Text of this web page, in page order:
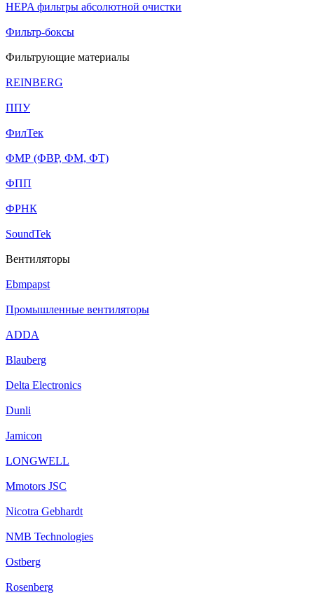
HEPA фильтры абсолютной очистки
Фильтр-боксы
Фильтрующие материалы
REINBERG
ППУ
ФилТек
ФМР (ФВР, ФМ, ФТ)
ФПП
ФРНК
SoundTek
Вентиляторы
Ebmpapst
Промышленные вентиляторы
ADDA
Blauberg
Delta Electronics
Dunli
Jamicon
LONGWELL
Mmotors JSC
Nicotra Gebhardt
NMB Technologies
Ostberg
Rosenberg